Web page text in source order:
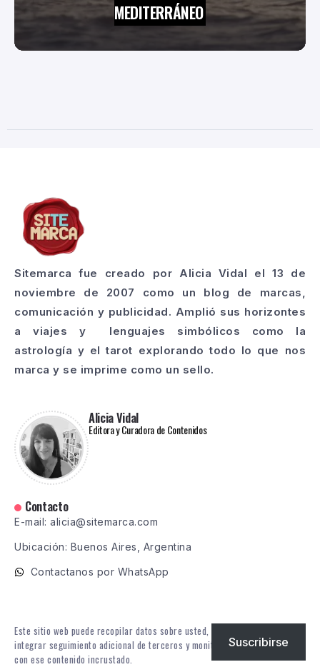
MEDITERRÁNEO
Sitemarca fue creado por Alicia Vidal el 13 de
noviembre de 2007 como un blog de marcas,
comunicación y publicidad. Amplió sus horizontes
a viajes y lenguajes simbólicos como la
astrología y el tarot explorando todo lo que nos
marca y se imprime como un sello.
Alicia Vidal
Editora y Curadora de Contenidos
Contacto
E-mail: alicia@sitemarca.com
Ubicación: Buenos Aires, Argentina
Contactanos por WhatsApp
Este sitio web puede recopilar datos sobre usted, utilizar cookies,
integrar seguimiento adicional de terceros y monitorear su interacción
con ese contenido incrustado.
Suscribirse